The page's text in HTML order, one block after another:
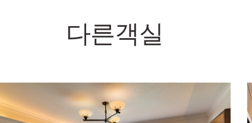
다른객실